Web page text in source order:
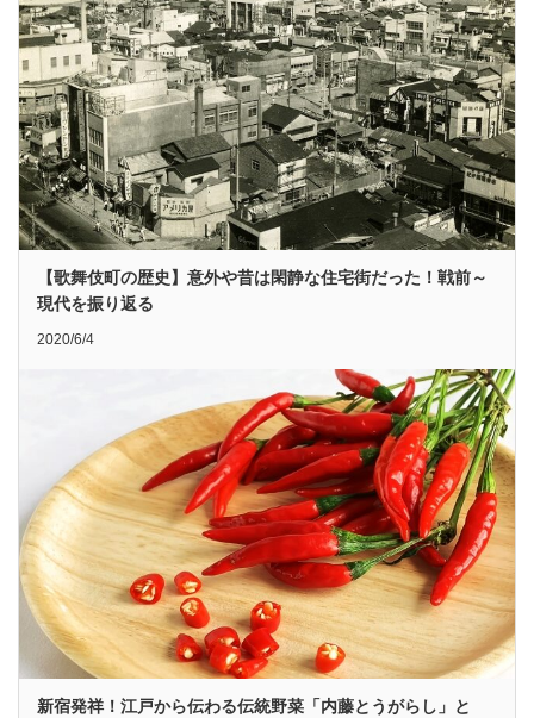
【歌舞伎町の歴史】意外や昔は閑静な住宅街だった！戦前～
現代を振り返る
2020/6/4
新宿発祥！江戸から伝わる伝統野菜「内藤とうがらし」と